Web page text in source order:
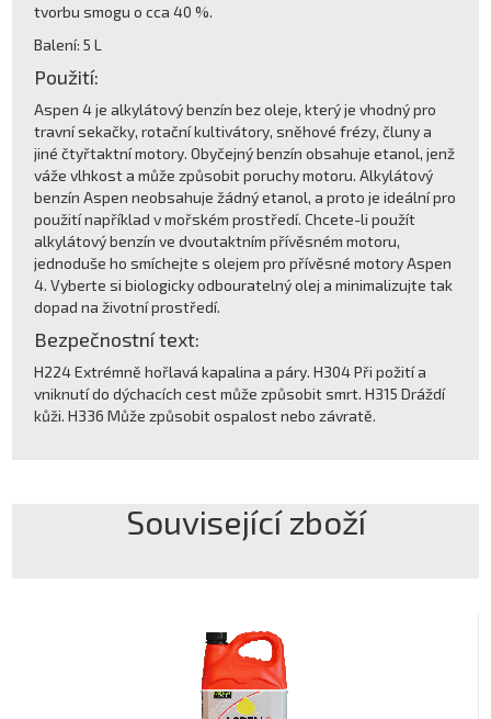
tvorbu smogu o cca 40 %.
Balení: 5 L
Použití:
Aspen 4 je alkylátový benzín bez oleje, který je vhodný pro
travní sekačky, rotační kultivátory, sněhové frézy, čluny a
jiné čtyřtaktní motory. Obyčejný benzín obsahuje etanol, jenž
váže vlhkost a může způsobit poruchy motoru. Alkylátový
benzín Aspen neobsahuje žádný etanol, a proto je ideální pro
použití například v mořském prostředí. Chcete-li použít
alkylátový benzín ve dvoutaktním přívěsném motoru,
jednoduše ho smíchejte s olejem pro přívěsné motory Aspen
4. Vyberte si biologicky odbouratelný olej a minimalizujte tak
dopad na životní prostředí.
Bezpečnostní text:
H224 Extrémně hořlavá kapalina a páry. H304 Při požití a
vniknutí do dýchacích cest může způsobit smrt. H315 Dráždí
kůži. H336 Může způsobit ospalost nebo závratě.
Související zboží